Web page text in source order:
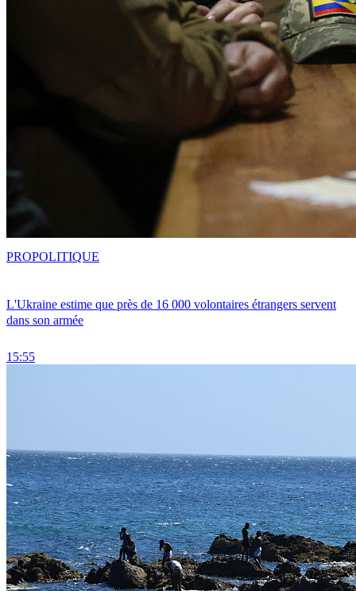
L'Ukraine estime que près de 16 000 volontaires étrangers servent
dans son armée
15:55
PROPOLITIQUE